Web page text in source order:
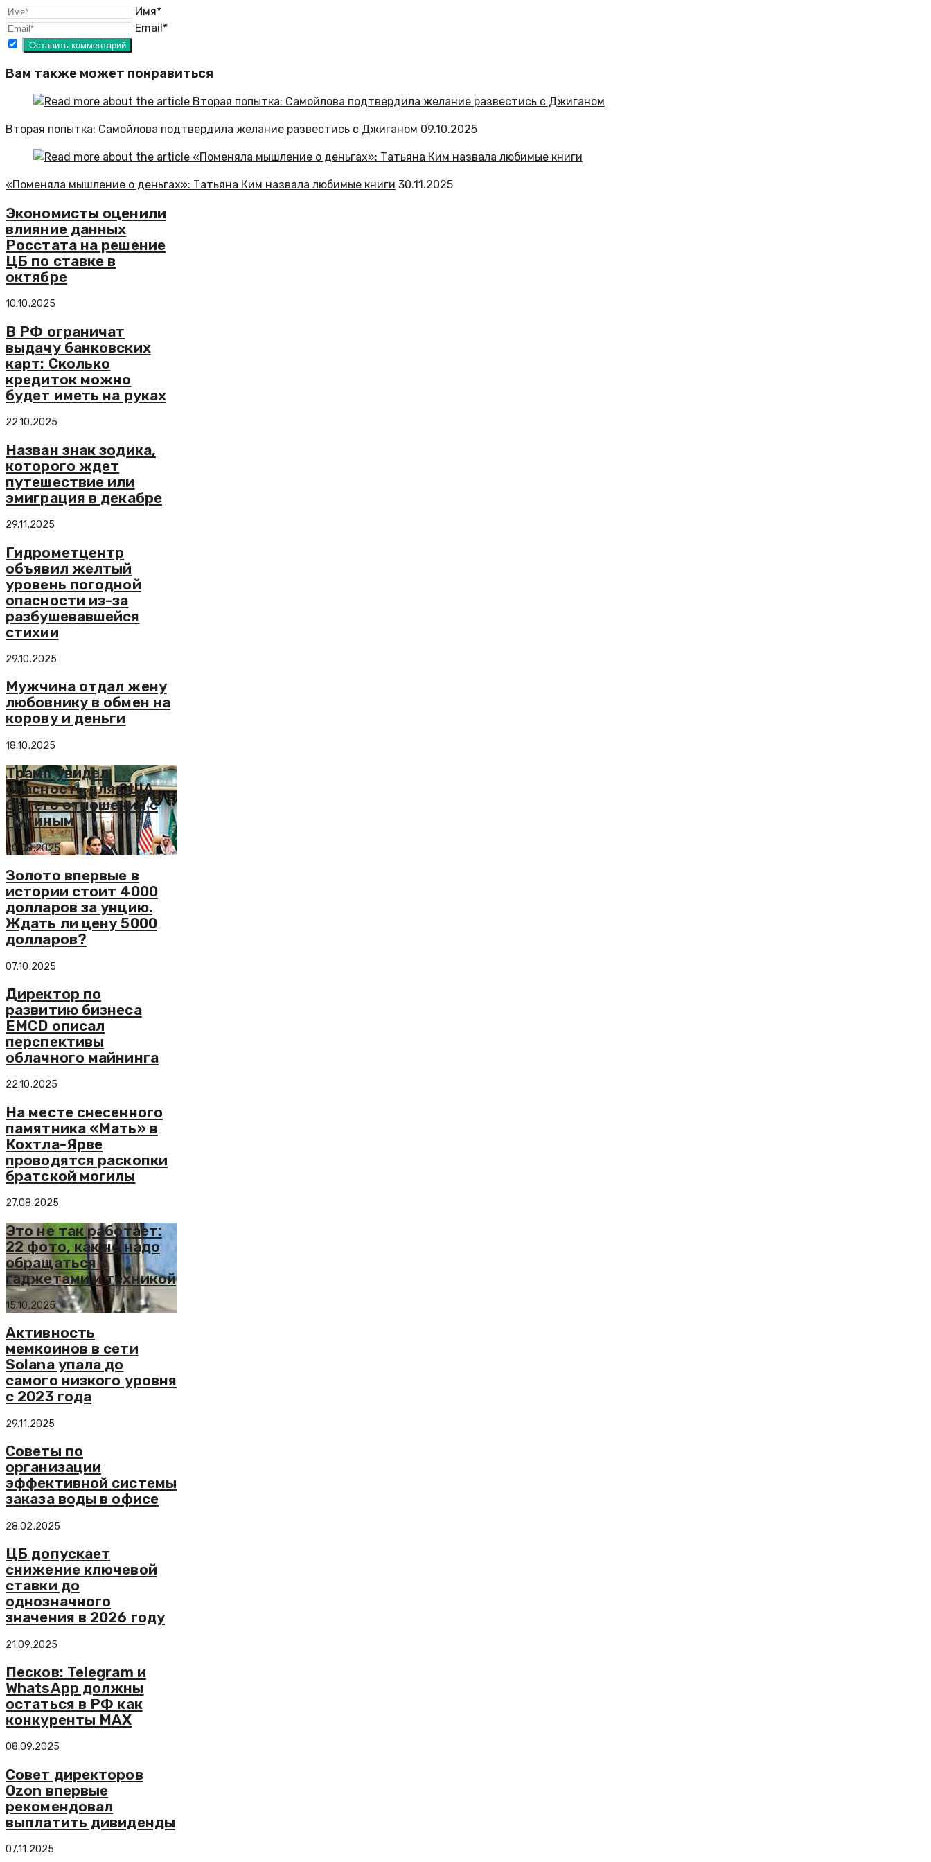
Имя*
Email*
Вам также может понравиться
Вторая попытка: Самойлова подтвердила желание развестись с Джиганом 09.10.2025
«Поменяла мышление о деньгах»: Татьяна Ким назвала любимые книги 30.11.2025
Экономисты оценили
влияние данных
Росстата на решение
ЦБ по ставке в
октябре
10.10.2025
В РФ ограничат
выдачу банковских
карт: Сколько
кредиток можно
будет иметь на руках
22.10.2025
Назван знак зодика,
которого ждет
путешествие или
эмиграция в декабре
29.11.2025
Гидрометцентр
объявил желтый
уровень погодной
опасности из-за
разбушевавшейся
стихии
29.10.2025
Мужчина отдал жену
любовнику в обмен на
корову и деньги
18.10.2025
Трамп увидел
опасность для США
без его отношений с
Путиным
20.08.2025
Золото впервые в
истории стоит 4000
долларов за унцию.
Ждать ли цену 5000
долларов?
07.10.2025
Директор по
развитию бизнеса
EMCD описал
перспективы
облачного майнинга
22.10.2025
На месте снесенного
памятника «Мать» в
Кохтла-Ярве
проводятся раскопки
братской могилы
27.08.2025
Это не так работает:
22 фото, как не надо
обращаться с
гаджетами и техникой
15.10.2025
Активность
мемкоинов в сети
Solana упала до
самого низкого уровня
с 2023 года
29.11.2025
Советы по
организации
эффективной системы
заказа воды в офисе
28.02.2025
ЦБ допускает
снижение ключевой
ставки до
однозначного
значения в 2026 году
21.09.2025
Песков: Telegram и
WhatsApp должны
остаться в РФ как
конкуренты MAX
08.09.2025
Совет директоров
Ozon впервые
рекомендовал
выплатить дивиденды
07.11.2025